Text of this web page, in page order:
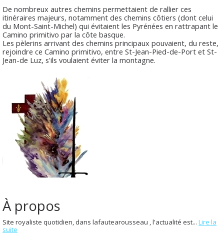
De nombreux autres chemins permettaient de rallier ces
itinéraires majeurs, notamment des chemins côtiers (dont celui
du Mont-Saint-Michel) qui évitaient les Pyrénées en rattrapant le
Camino primitivo par la côte basque.
Les pèlerins arrivant des chemins principaux pouvaient, du reste,
rejoindre ce Camino primitivo, entre St-Jean-Pied-de-Port et St-
Jean-de Luz, s'ils voulaient éviter la montagne.
À propos
Site royaliste quotidien, dans lafautearousseau , l'actualité est... Lire la
suite